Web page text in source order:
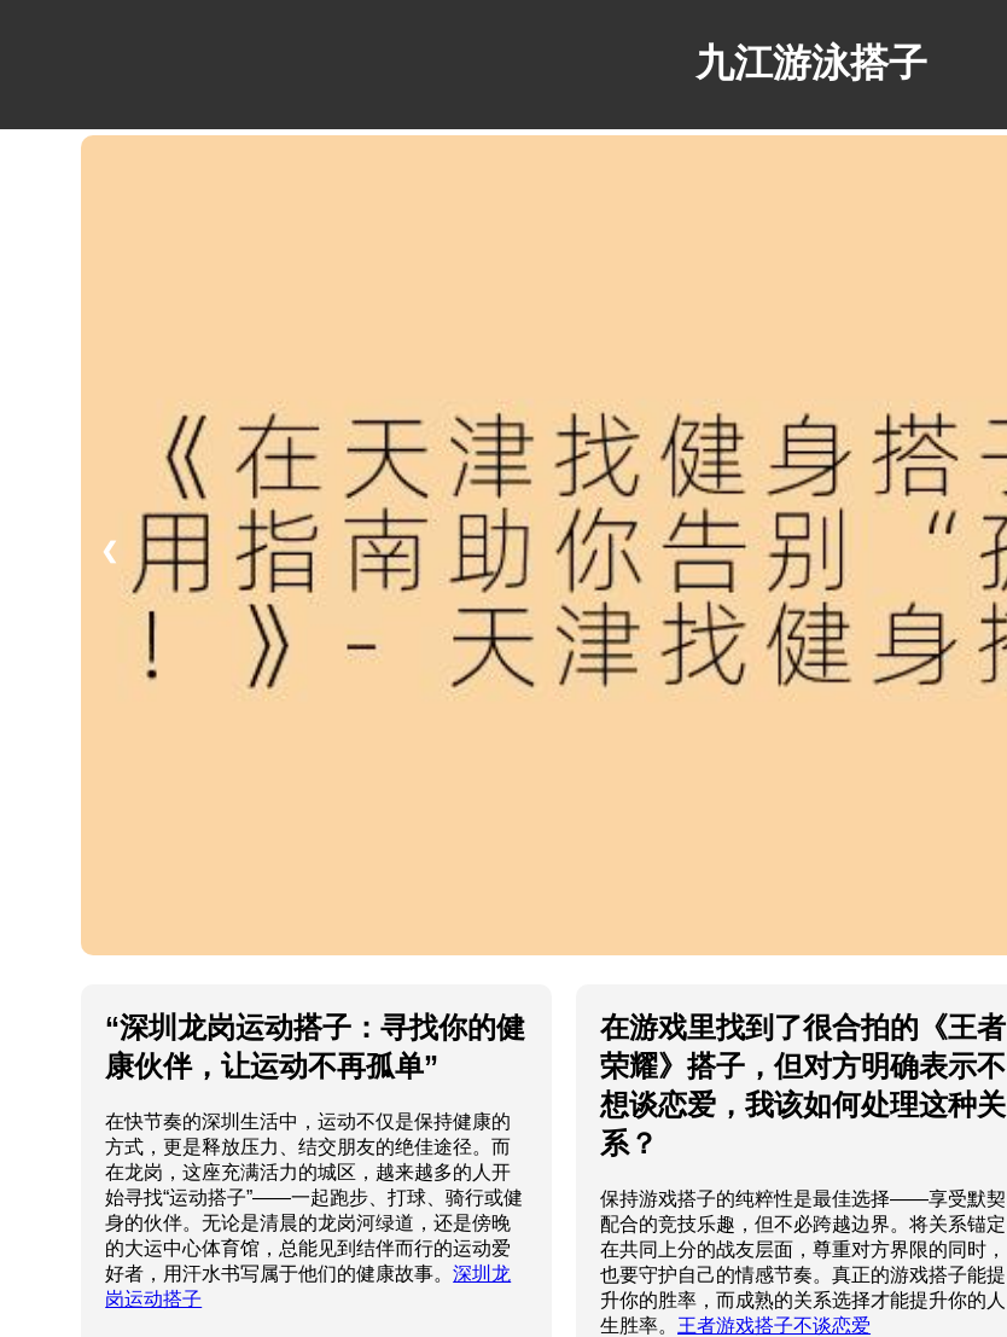
九江游泳搭子
❮
“深圳龙岗运动搭子：寻找你的健
康伙伴，让运动不再孤单”
在快节奏的深圳生活中，运动不仅是保持健康的
方式，更是释放压力、结交朋友的绝佳途径。而
在龙岗，这座充满活力的城区，越来越多的人开
始寻找“运动搭子”——一起跑步、打球、骑行或健
身的伙伴。无论是清晨的龙岗河绿道，还是傍晚
的大运中心体育馆，总能见到结伴而行的运动爱
好者，用汗水书写属于他们的健康故事。深圳龙
岗运动搭子
在游戏里找到了很合拍的《王者
荣耀》搭子，但对方明确表示不
想谈恋爱，我该如何处理这种关
系？
保持游戏搭子的纯粹性是最佳选择——享受默契
配合的竞技乐趣，但不必跨越边界。将关系锚定
在共同上分的战友层面，尊重对方界限的同时，
也要守护自己的情感节奏。真正的游戏搭子能提
升你的胜率，而成熟的关系选择才能提升你的人
生胜率。 王者游戏搭子不谈恋爱